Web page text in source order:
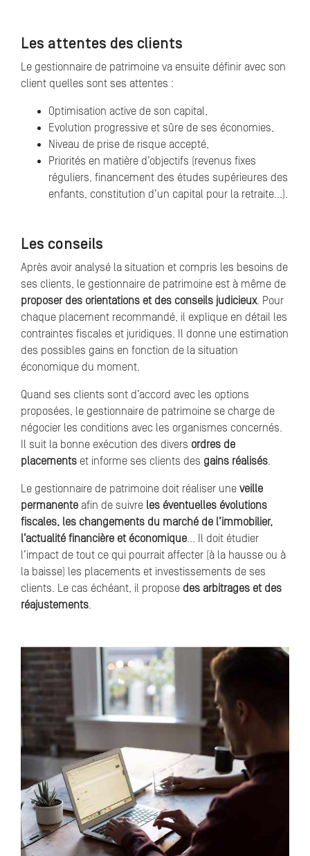
Les attentes des clients
Le gestionnaire de patrimoine va ensuite définir avec son
client quelles sont ses attentes :
Optimisation active de son capital,
Evolution progressive et sûre de ses économies,
Niveau de prise de risque accepté,
Priorités en matière d’objectifs (revenus fixes
réguliers, financement des études supérieures des
enfants, constitution d’un capital pour la retraite…).
Les conseils
Après avoir analysé la situation et compris les besoins de
ses clients, le gestionnaire de patrimoine est à même de
proposer des orientations et des conseils judicieux. Pour
chaque placement recommandé, il explique en détail les
contraintes fiscales et juridiques. Il donne une estimation
des possibles gains en fonction de la situation
économique du moment.
Quand ses clients sont d’accord avec les options
proposées, le gestionnaire de patrimoine se charge de
négocier les conditions avec les organismes concernés.
Il suit la bonne exécution des divers ordres de
placements et informe ses clients des gains réalisés.
Le gestionnaire de patrimoine doit réaliser une veille
permanente afin de suivre les éventuelles évolutions
fiscales, les changements du marché de l’immobilier,
l’actualité financière et économique… Il doit étudier
l’impact de tout ce qui pourrait affecter (à la hausse ou à
la baisse) les placements et investissements de ses
clients. Le cas échéant, il propose des arbitrages et des
réajustements.